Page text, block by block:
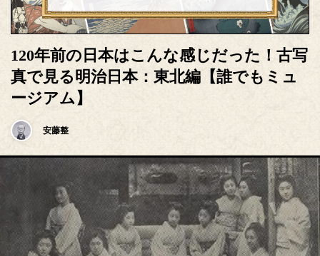
120年前の日本はこんな感じだった！古写
真で見る明治日本：東北編【誰でもミュ
ージアム】
安藤整